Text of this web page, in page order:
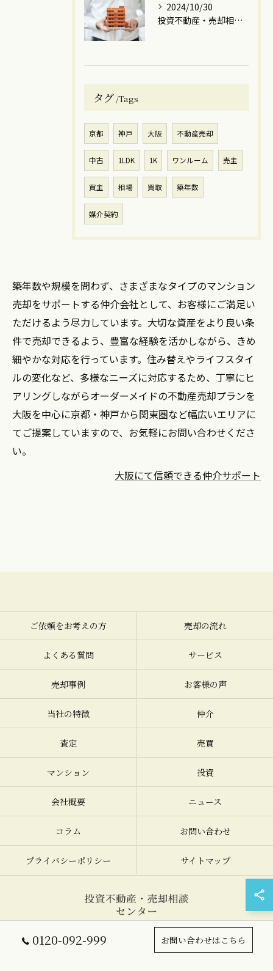
2024/10/30
投資不動産・売却相談センターです！
タグ Tags
京都 神戸 大阪 不動産売却
中古 1LDK 1K ワンルーム 売主
買主 相場 買取 築年数
媒介契約
築年数や規模を問わず、さまざまなタイプのマンション
売却をサポートする仲介会社として、お客様にご満足い
ただけるよう尽力しています。大切な資産をより良い条
件で売却できるよう、豊富な経験を活かしながら、きめ
細やかな対応を行っています。住み替えやライフスタイ
ルの変化など、多様なニーズに対応するため、丁寧にヒ
アリングしながらオーダーメイドの不動産売却プランを
大阪を中心に京都・神戸から関東圏など幅広いエリアに
てご提案していますので、お気軽にお問い合わせくださ
い。
大阪にて信頼できる仲介サポート
0120-092-999 お問い合わせはこちら
ご依頼をお考えの方 売却の流れ
よくある質問 サービス
売却事例 お客様の声
当社の特徴 仲介
査定 売買
マンション 投資
会社概要 ニュース
コラム お問い合わせ
プライバシーポリシー サイトマップ